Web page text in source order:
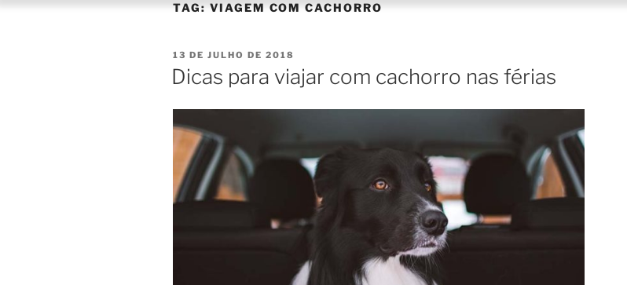
TAG:VIAGEM COM CACHORRO
13 DE JULHO DE 2018
Dicas para viajar com cachorro nas férias